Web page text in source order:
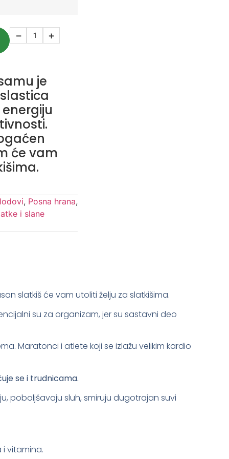
− +
je
će vam
, Posna hrana,
i slane
slatkiš će vam utoliti želju za slatkišima.
su za organizam, jer su sastavni deo
Maratonci i atlete koji se izlažu velikim kardio
se i trudnicama.
poboljšavaju sluh, smiruju dugotrajan suvi
i vitamina.